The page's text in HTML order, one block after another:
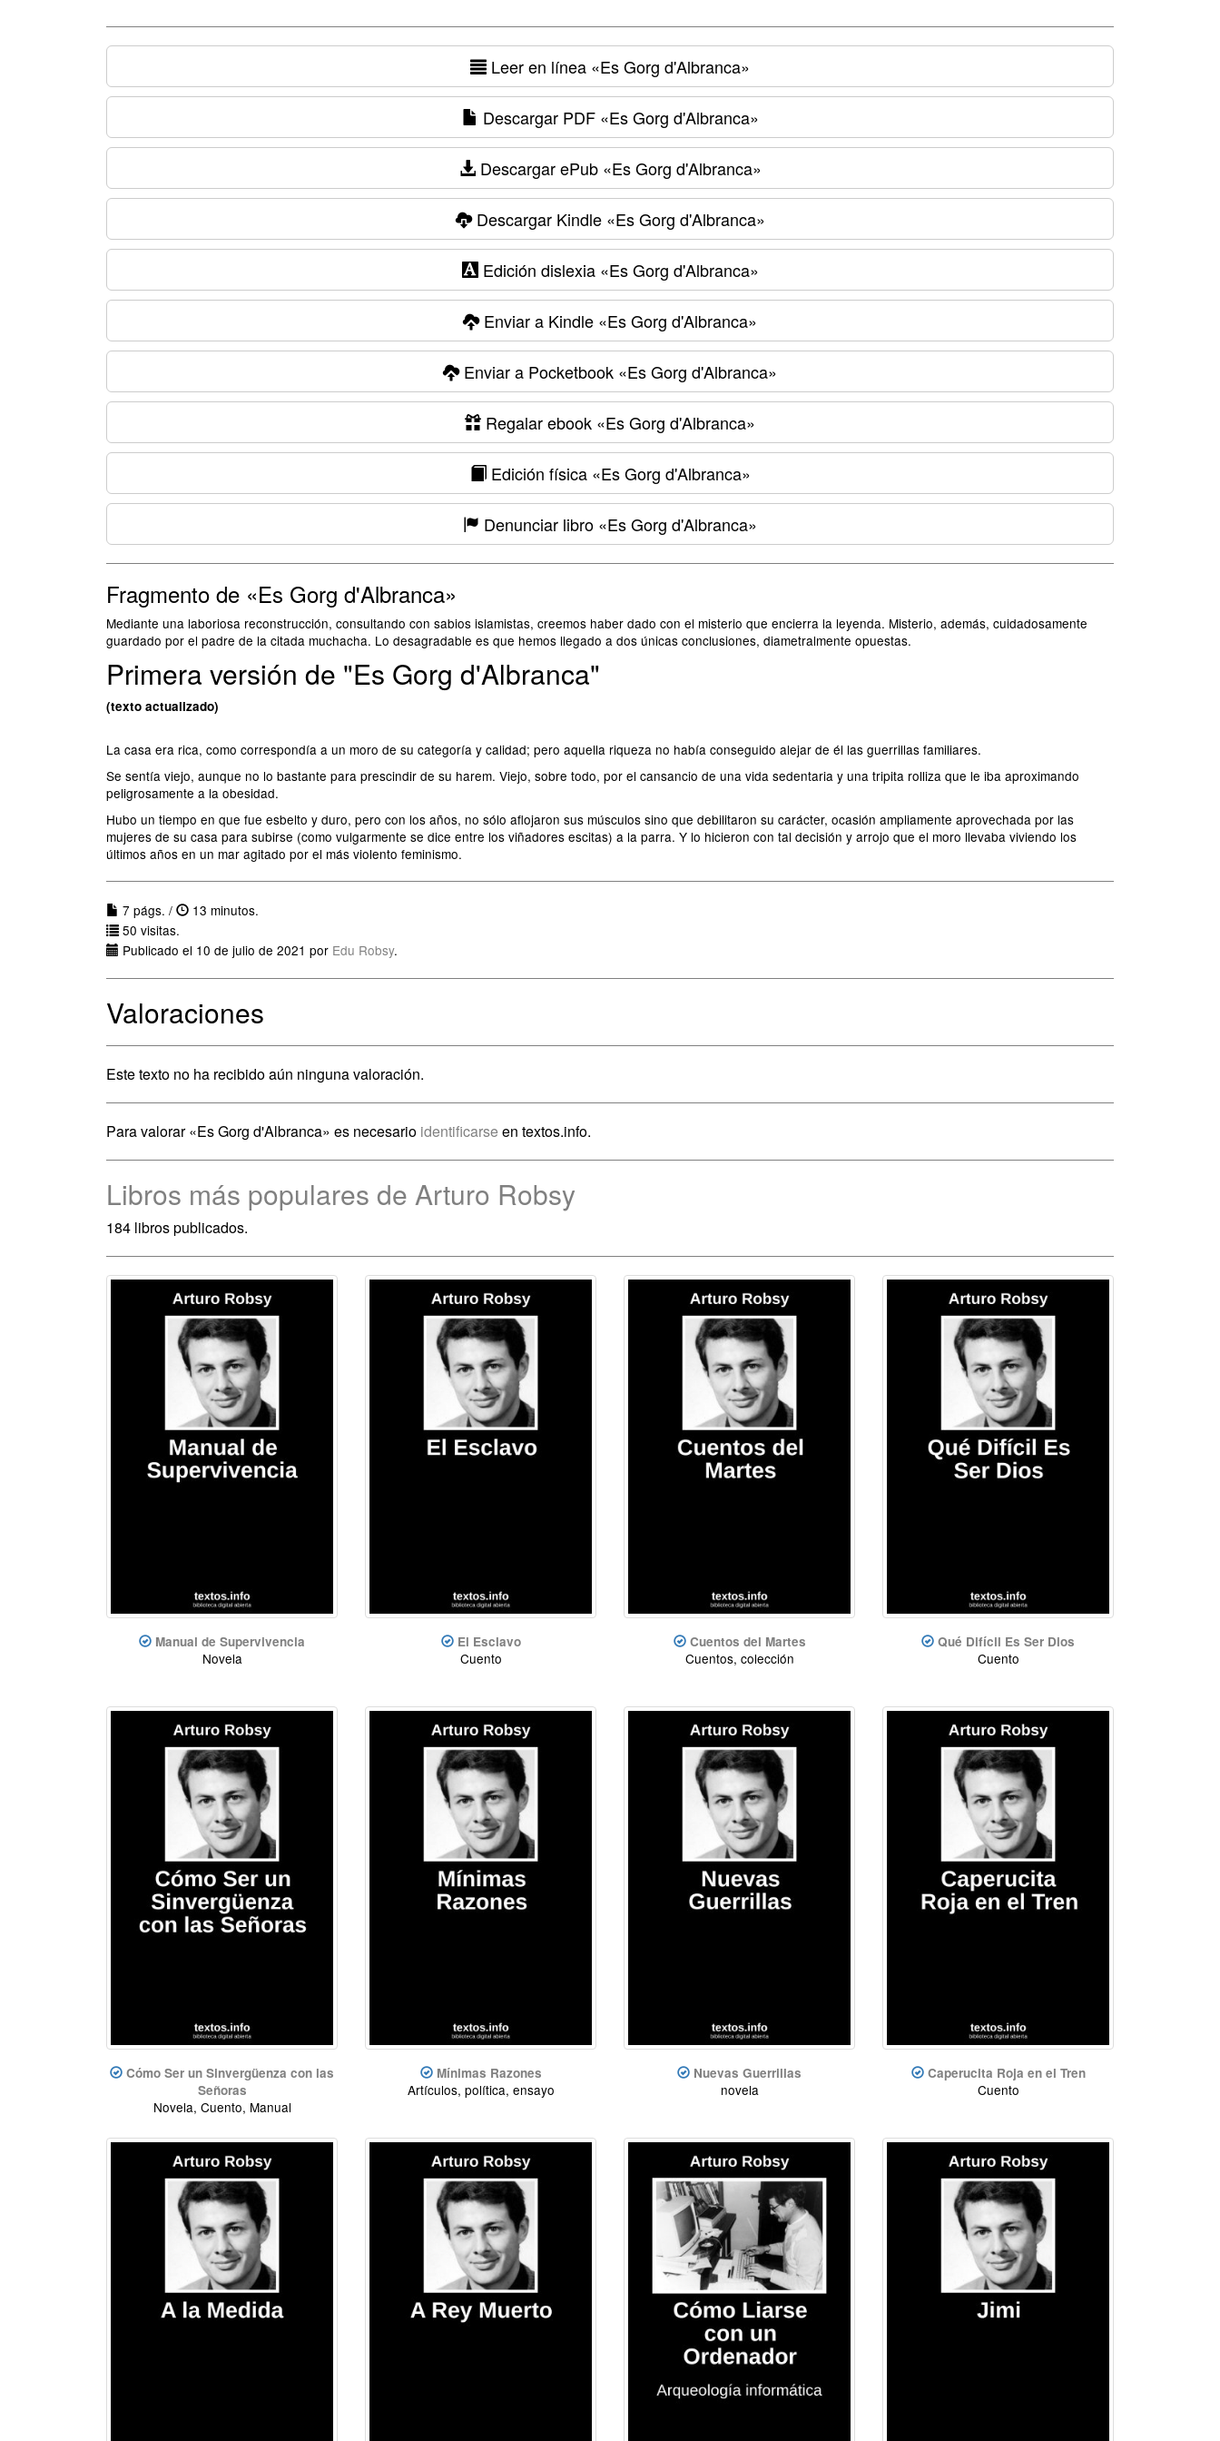
Leer en línea «Es Gorg d'Albranca»
Descargar PDF«Es Gorg d'Albranca»
Descargar ePub«Es Gorg d'Albranca»
Descargar Kindle«Es Gorg d'Albranca»
Edición dislexia«Es Gorg d'Albranca»
Enviar a Kindle «Es Gorg d'Albranca»
Enviar a Pocketbook «Es Gorg d'Albranca»
Regalar ebook «Es Gorg d'Albranca»
Edición física«Es Gorg d'Albranca»
Denunciar libro «Es Gorg d'Albranca»
Fragmento de «Es Gorg d'Albranca»
Mediante una laboriosa reconstrucción, consultando con sabios islamistas, creemos haber dado con el misterio que encierra la leyenda. Misterio, además, cuidadosamente
guardado por el padre de la citada muchacha. Lo desagradable es que hemos llegado a dos únicas conclusiones, diametralmente opuestas.
Primera versión de "Es Gorg d'Albranca"
(texto actualizado)
La casa era rica, como correspondía a un moro de su categoría y calidad; pero aquella riqueza no había conseguido alejar de él las guerrillas familiares.
Se sentía viejo, aunque no lo bastante para prescindir de su harem. Viejo, sobre todo, por el cansancio de una vida sedentaria y una tripita rolliza que le iba aproximando
peligrosamente a la obesidad.
Hubo un tiempo en que fue esbelto y duro, pero con los años, no sólo aflojaron sus músculos sino que debilitaron su carácter, ocasión ampliamente aprovechada por las
mujeres de su casa para subirse (como vulgarmente se dice entre los viñadores escitas) a la parra. Y lo hicieron con tal decisión y arrojo que el moro llevaba viviendo los
últimos años en un mar agitado por el más violento feminismo.
7 págs. /
13 minutos.
50 visitas.
Publicado el 10 de julio de 2021 por Edu Robsy.
Valoraciones
Este texto no ha recibido aún ninguna valoración.
Para valorar «Es Gorg d'Albranca» es necesario identificarse en textos.info.
Libros más populares de Arturo Robsy
184 libros publicados.
Manual de Supervivencia
Novela
El Esclavo
Cuento
Cuentos del Martes
Cuentos, colección
Qué Difícil Es Ser Dios
Cuento
Cómo Ser un Sinvergüenza con las
Señoras
Novela, Cuento, Manual
Mínimas Razones
Artículos, política, ensayo
Nuevas Guerrillas
novela
Caperucita Roja en el Tren
Cuento